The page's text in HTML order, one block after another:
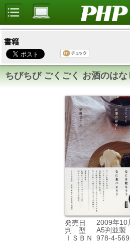
書籍
ちびちび ごくごく お酒のはな
発売日
2009年10
判 型
A5判並製
ＩＳＢＮ
978-4-